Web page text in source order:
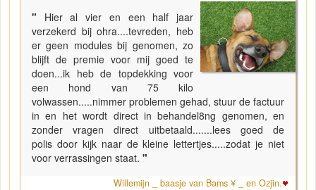
" Hier al vier en een half jaar
verzekerd bij ohra....tevreden, heb
er geen modules bij genomen, zo
blijft de premie voor mij goed te
doen...ik heb de topdekking voor
een hond van 75 kilo
volwassen.....nimmer problemen gehad, stuur de factuur
in en het wordt direct in behandel8ng genomen, en
zonder vragen direct uitbetaald.......lees goed de
polis door kijk naar de kleine lettertjes.....zodat je niet
voor verrassingen staat. "
Willemijn _ baasje van Bams ¥ _ en Ozjin.